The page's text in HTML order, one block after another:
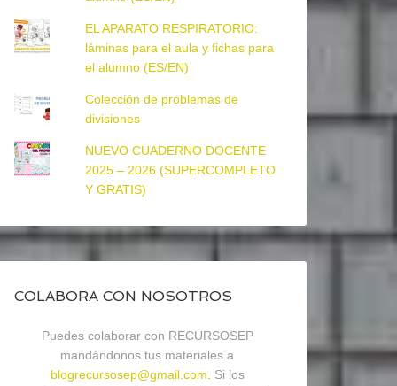
EL APARATO RESPIRATORIO:
láminas para el aula y fichas para
el alumno (ES/EN)
Colección de problemas de
divisiones
NUEVO CUADERNO DOCENTE
2025 – 2026 (SUPERCOMPLETO
Y GRATIS)
COLABORA CON NOSOTROS
Puedes colaborar con RECURSOSEP
mandándonos tus materiales a
blogrecursosep@gmail.com . Si los